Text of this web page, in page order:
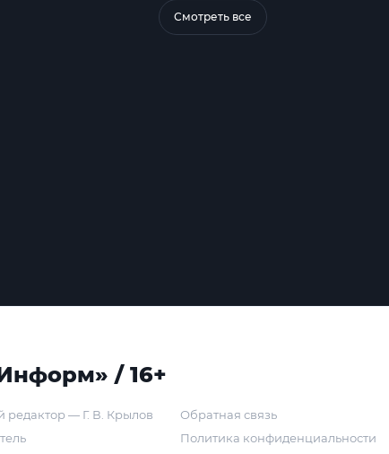
Смотреть все
/ 16+
редактор — Г. В. Крылов
Обратная связь
Политика конфиденциальности